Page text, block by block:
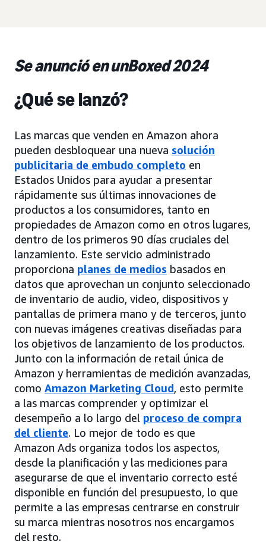
Se anunció en unBoxed 2024
¿Qué se lanzó?
Las marcas que venden en Amazon ahora
pueden desbloquear una nueva solución
publicitaria de embudo completo en
Estados Unidos para ayudar a presentar
rápidamente sus últimas innovaciones de
productos a los consumidores, tanto en
propiedades de Amazon como en otros lugares,
dentro de los primeros 90 días cruciales del
lanzamiento. Este servicio administrado
proporciona planes de medios basados en
datos que aprovechan un conjunto seleccionado
de inventario de audio, video, dispositivos y
pantallas de primera mano y de terceros, junto
con nuevas imágenes creativas diseñadas para
los objetivos de lanzamiento de los productos.
Junto con la información de retail única de
Amazon y herramientas de medición avanzadas,
como Amazon Marketing Cloud, esto permite
a las marcas comprender y optimizar el
desempeño a lo largo del proceso de compra
del cliente. Lo mejor de todo es que
Amazon Ads organiza todos los aspectos,
desde la planificación y las mediciones para
asegurarse de que el inventario correcto esté
disponible en función del presupuesto, lo que
permite a las empresas centrarse en construir
su marca mientras nosotros nos encargamos
del resto.